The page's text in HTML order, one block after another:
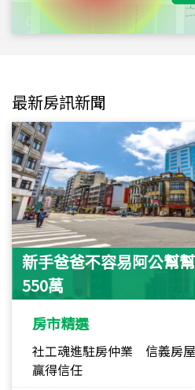
最新房訊新聞
新手爸爸不容易阿公幫
550萬
房市精選
社工魂進駐房仲業 信義房
贏得信任